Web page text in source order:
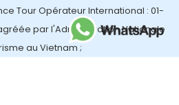
Tour Opérateur International : 01-
agréée par l'Administration Nationale
au Vietnam ;